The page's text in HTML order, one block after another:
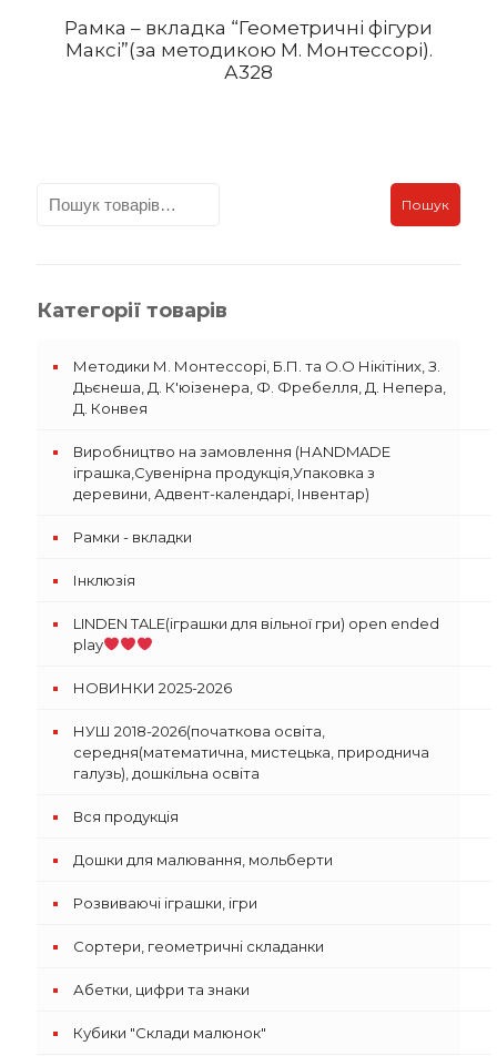
Рамка – вкладка “Геометричні фігури
Максі”(за методикою М. Монтессорі).
А328
Пошук
Категорії товарів
Методики М. Монтессорі, Б.П. та О.О Нікітіних, З.
Дьєнеша, Д. К'юізенера, Ф. Фребелля, Д. Непера,
Д. Конвея
Виробництво на замовлення (НАNDMADE
іграшка,Сувенірна продукція,Упаковка з
деревини, Адвент-календарі, Інвентар)
Рамки - вкладки
Інклюзія
LINDEN TALE(іграшки для вільної гри) open ended
play
НОВИНКИ 2025-2026
НУШ 2018-2026(початкова освіта,
середня(математична, мистецька, природнича
галузь), дошкільна освіта
Вся продукція
Дошки для малювання, мольберти
Розвиваючі іграшки, ігри
Сортери, геометричні складанки
Абетки, цифри та знаки
Кубики "Склади малюнок"